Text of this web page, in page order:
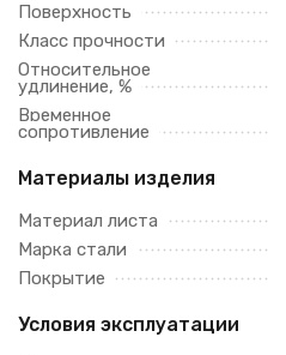
Поверхность
Класс прочности
Относительное
удлинение, %
Временное
сопротивление
Материалы изделия
Материал листа
Марка стали
Покрытие
Условия эксплуатации